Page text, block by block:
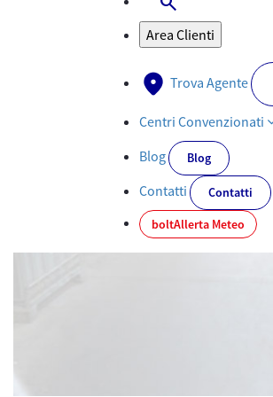
Apri-Chiudi Barra di ricerca
Area Clienti
Trova Agente
Centri Convenzionati
Blog Blog
Contatti
Contatti
boltAllerta Meteo